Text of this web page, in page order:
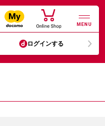
MENU
ログインする